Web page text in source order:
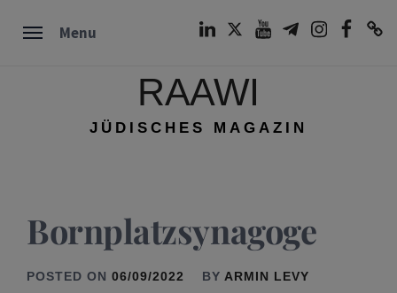
Menu
RAAWI
JÜDISCHES MAGAZIN
Bornplatzsynagoge
POSTED ON 06/09/2022 BY ARMIN LEVY